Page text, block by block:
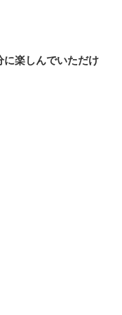
楽しんでいただけ